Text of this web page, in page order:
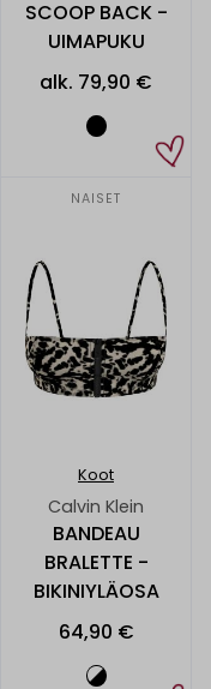
SCOOP BACK -
UIMAPUKU
alk. 79,90 €
NAISET
Koot
Calvin Klein
BANDEAU
BRALETTE -
BIKINIYLÄOSA
64,90 €